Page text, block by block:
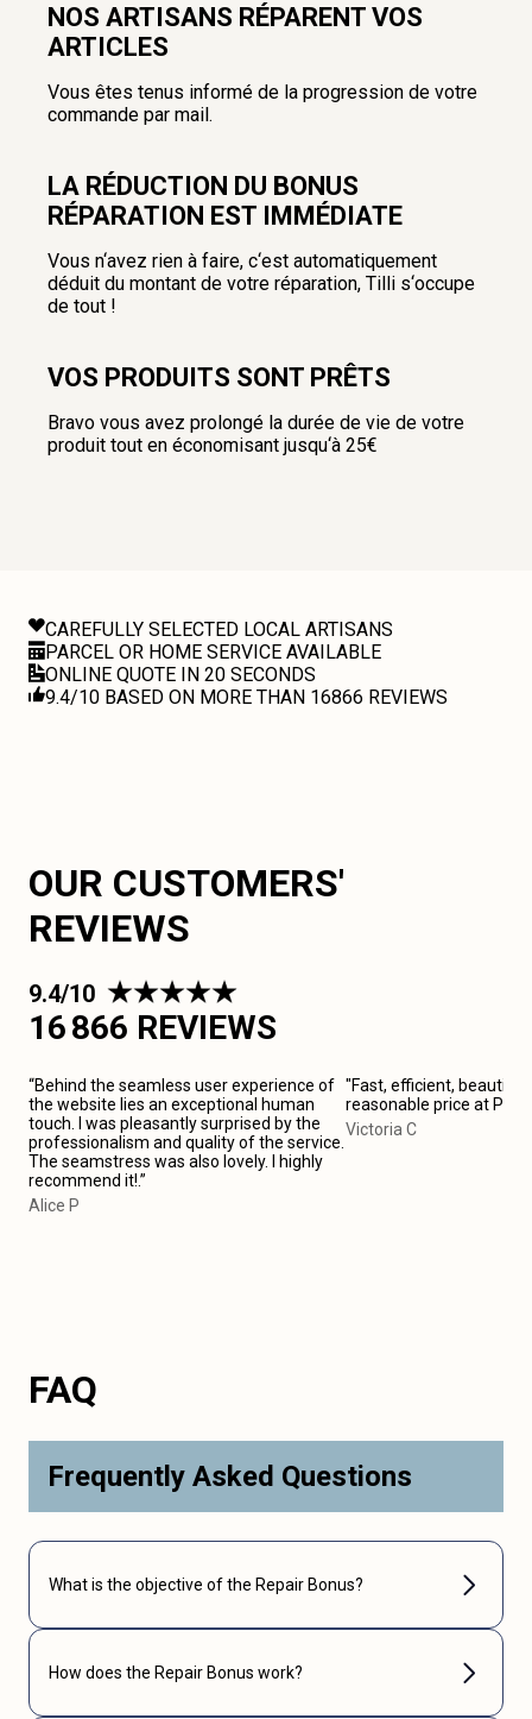
NOS ARTISANS RÉPARENT VOS
ARTICLES
Vous êtes tenus informé de la progression de votre
commande par mail.
LA RÉDUCTION DU BONUS
RÉPARATION EST IMMÉDIATE
Vous n‘avez rien à faire, c‘est automatiquement
déduit du montant de votre réparation, Tilli s‘occupe
de tout !
VOS PRODUITS SONT PRÊTS
Bravo vous avez prolongé la durée de vie de votre
produit tout en économisant jusqu‘à 25€
CAREFULLY SELECTED LOCAL ARTISANS
PARCEL OR HOME SERVICE AVAILABLE
ONLINE QUOTE IN 20 SECONDS
9.4/10 BASED ON MORE THAN 16866 REVIEWS
OUR CUSTOMERS'
REVIEWS
9.4/10
16 866 REVIEWS
“Behind the seamless user experience of
the website lies an exceptional human
touch. I was pleasantly surprised by the
professionalism and quality of the service.
The seamstress was also lovely. I highly
recommend it!.”
Alice P
"Fast, efficient, beautiful
reasonable price at
Victoria C
FAQ
Frequently Asked Questions
What is the objective of the Repair Bonus?
How does the Repair Bonus work?